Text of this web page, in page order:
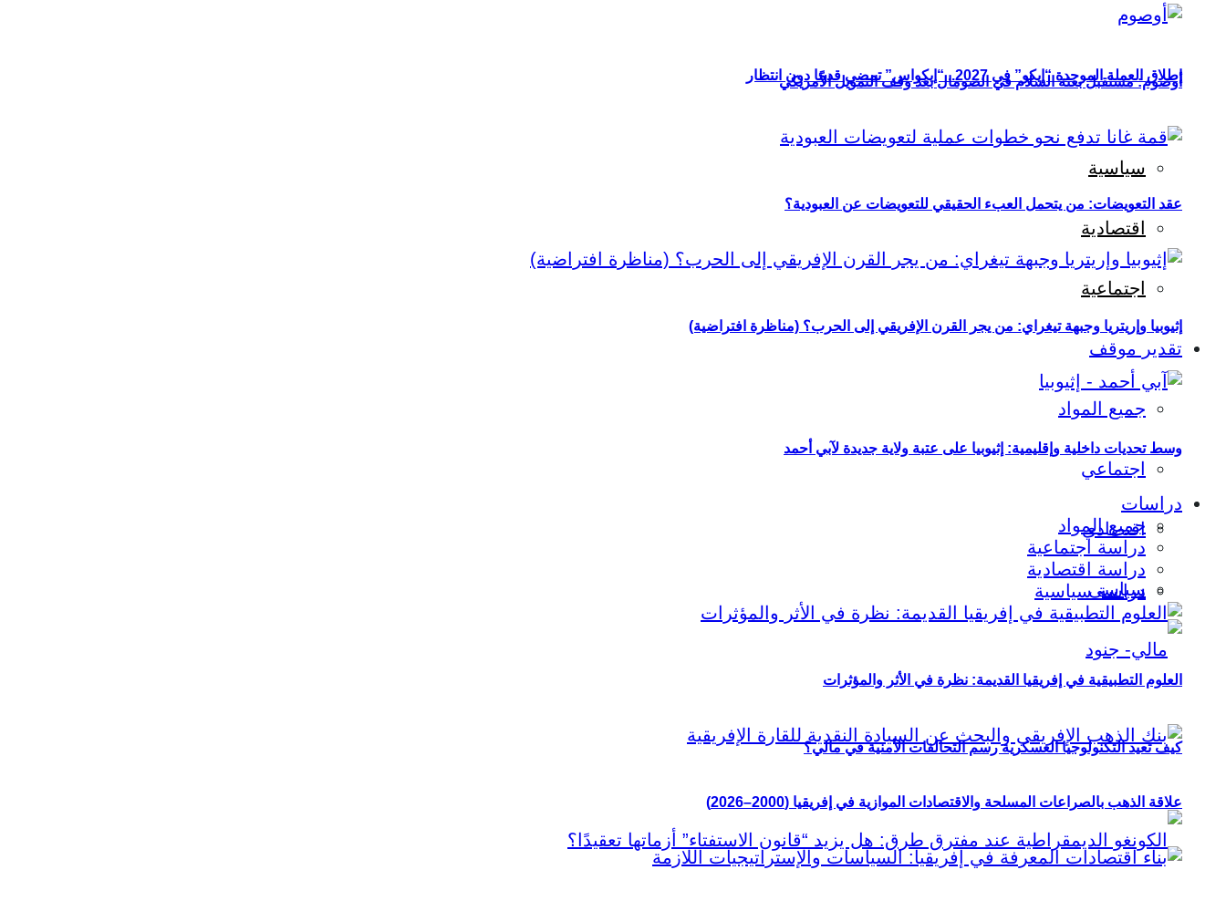
إطلاق العملة الموحدة “إيكو” في 2027.. “إيكواس” تمضي قدمًا دون انتظار
سياسية
اقتصادية
اجتماعية
تقدير موقف
جميع المواد
اجتماعي
اقتصادي
سياسي
كيف تعيد التكنولوجيا العسكرية رسم التحالفات الأمنية في مالي؟
أوصوم: مستقبل بعثة السلام في الصومال بعد وقف التمويل الأمريكي
عقد التعويضات: من يتحمل العبء الحقيقي للتعويضات عن العبودية؟
إثيوبيا وإريتريا وجبهة تيغراي: من يجر القرن الإفريقي إلى الحرب؟ (مناظرة افتراضية)
وسط تحديات داخلية وإقليمية: إثيوبيا على عتبة ولاية جديدة لآبي أحمد
دراسات
جميع المواد
دراسة اجتماعية
دراسة اقتصادية
دراسة سياسية
العلوم التطبيقية في إفريقيا القديمة: نظرة في الأثر والمؤثرات
علاقة الذهب بالصراعات المسلحة والاقتصادات الموازية في إفريقيا (2000–2026)